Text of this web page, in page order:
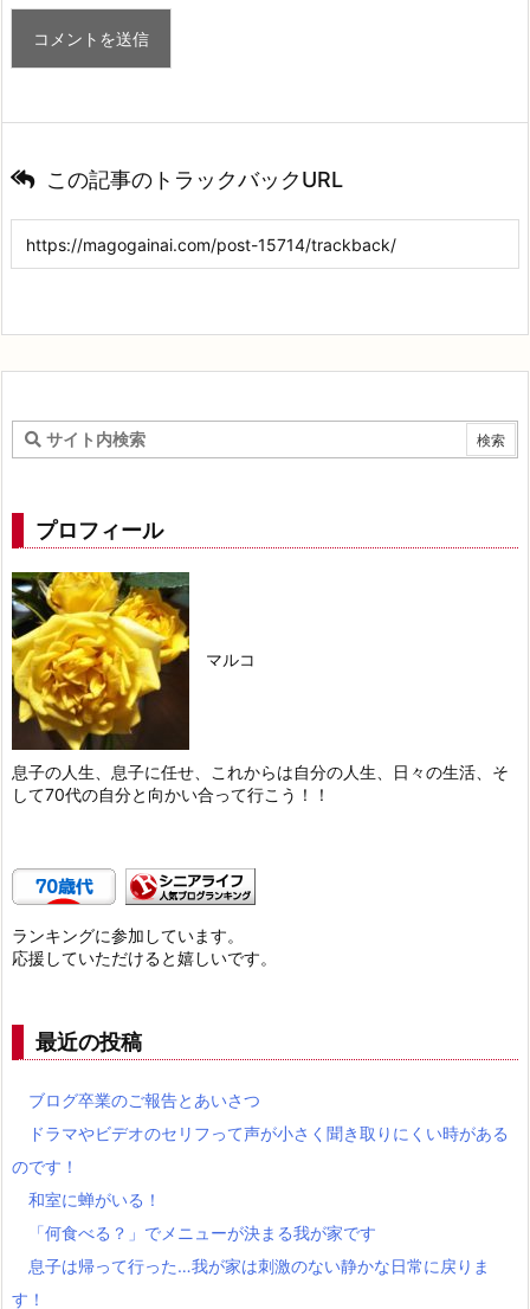
この記事のトラックバックURL
プロフィール
マルコ
息子の人生、息子に任せ、これからは自分の人生、日々の生活、そ
して70代の自分と向かい合って行こう！！
ランキングに参加しています。
応援していただけると嬉しいです。
最近の投稿
ブログ卒業のご報告とあいさつ
ドラマやビデオのセリフって声が小さく聞き取りにくい時がある
のです！
和室に蝉がいる！
「何食べる？」でメニューが決まる我が家です
息子は帰って行った…我が家は刺激のない静かな日常に戻りま
す！